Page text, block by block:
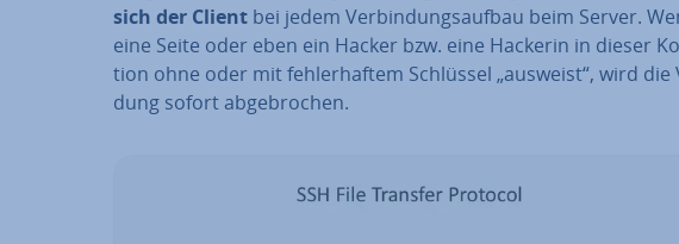
sich der Client bei jedem Ver­bin­dungs­auf­bau beim Server.
eine Seite oder eben ein Hacker bzw. eine Hackerin in dieser
ti­on ohne oder mit feh­ler­haf­tem Schlüssel „ausweist“, wird
dung sofort ab­ge­bro­chen.